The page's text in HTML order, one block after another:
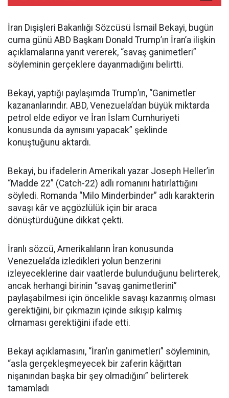
İran Dışişleri Bakanlığı Sözcüsü İsmail Bekayi, bugün
cuma günü ABD Başkanı Donald Trump’ın İran’a ilişkin
açıklamalarına yanıt vererek, “savaş ganimetleri”
söyleminin gerçeklere dayanmadığını belirtti.
Bekayi, yaptığı paylaşımda Trump’ın, “Ganimetler
kazananlarındır. ABD, Venezuela’dan büyük miktarda
petrol elde ediyor ve İran İslam Cumhuriyeti
konusunda da aynısını yapacak” şeklinde
konuştuğunu aktardı.
Bekayi, bu ifadelerin Amerikalı yazar Joseph Heller’in
“Madde 22” (Catch-22) adlı romanını hatırlattığını
söyledi. Romanda “Milo Minderbinder” adlı karakterin
savaşı kâr ve açgözlülük için bir araca
dönüştürdüğüne dikkat çekti.
İranlı sözcü, Amerikalıların İran konusunda
Venezuela’da izledikleri yolun benzerini
izleyeceklerine dair vaatlerde bulunduğunu belirterek,
ancak herhangi birinin “savaş ganimetlerini”
paylaşabilmesi için öncelikle savaşı kazanmış olması
gerektiğini, bir çıkmazın içinde sıkışıp kalmış
olmaması gerektiğini ifade etti.
Bekayi açıklamasını, “İran’ın ganimetleri” söyleminin,
“asla gerçekleşmeyecek bir zaferin kâğıttan
nişanından başka bir şey olmadığını” belirterek
tamamladı